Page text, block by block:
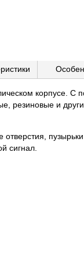
корпусе. С
резиновые и
сигнал.